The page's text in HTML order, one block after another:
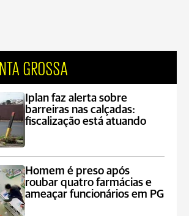
GROSSA
Iplan faz alerta sobre
barreiras nas calçadas:
fiscalização está atuando
Homem é preso após
roubar quatro farmácias e
ameaçar funcionários em PG